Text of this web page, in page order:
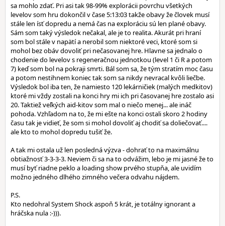
sa mohlo zdať. Pri asi tak 98-99% explorácii povrchu všetkých
levelov som hru dokončil v čase 5:13:03 takže obavy že človek musí
stále len ísť dopredu a nemá čas na exploráciu sú len plané obavy.
Sám som taký výsledok nečakal, ale je to realita. Akurát pri hraní
som bol stále v napätí a nerobil som niektoré veci, ktoré som si
mohol bez obáv dovoliť pri nečasovanej hre. Hlavne sa jednalo o
chodenie do levelov s regeneračnou jednotkou (level 1 či R a potom
7) keď som bol na pokraji smrti. Bál som sa, že tým stratím moc času
a potom nestihnem koniec tak som sa nikdy nevracal kvôli liečbe.
Výsledok bol iba ten, že namiesto 120 lekárničiek (malých medkitov)
ktoré mi vždy zostali na konci hry mi ich pri časovanej hre zostalo asi
20. Taktiež veľkých aid-kitov som mal o niečo menej... ale ináč
pohoda. Vzhľadom na to, že mi ešte na konci ostali skoro 2 hodiny
času tak je vidieť, že som si mohol dovoliť aj chodiť sa doliečovať....
ale kto to mohol dopredu tušiť že.
A tak mi ostala už len posledná výzva - dohrať to na maximálnu
obtiažnosť 3-3-3-3. Neviem či sa na to odvážim, lebo je mi jasné že to
musí byť riadne peklo a loading show prvého stupňa, ale uvidím
možno jedného dlhého zimného večera odvahu nájdem.
P.S.
Kto nedohral System Shock aspoň 5 krát, je totálny ignorant a
hráčska nula :-))).